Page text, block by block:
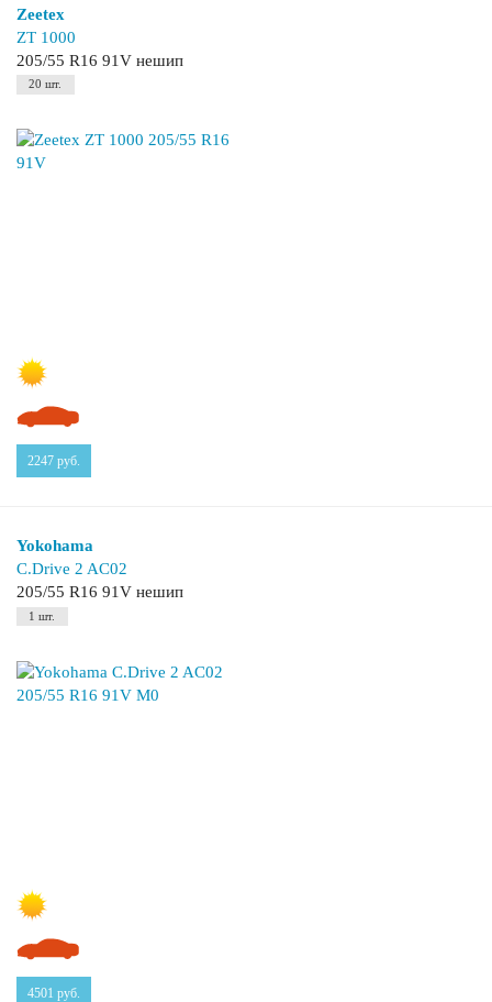
Zeetex
ZT 1000
205/55 R16 91V нешип
20 шт.
2247 руб.
Yokohama
C.Drive 2 AC02
205/55 R16 91V нешип
1 шт.
4501 руб.